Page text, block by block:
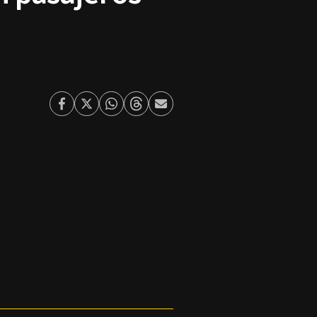
Facebook
TwitterWhatsapp
ThreadsEnviar